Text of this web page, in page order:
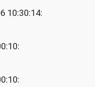
10:30:14: